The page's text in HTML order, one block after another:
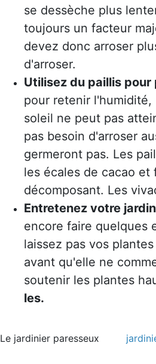
se dessèche plus
toujours un facteur
devez donc arroser
d'arroser.
Utilisez du paillis
pour retenir
soleil ne peut pas
pas besoin d'arroser
germeront pas. Les
les écales de cacao
décomposant. Les
Entretenez votre
encore faire quelques
laissez pas vos
avant qu'elle ne
soutenir les plantes
les.
Le jardinier paresseux